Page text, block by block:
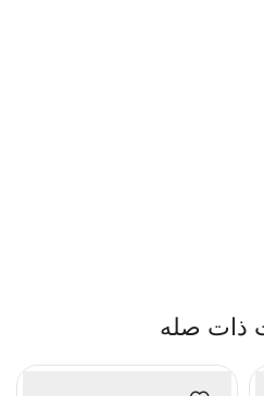
ذات صله